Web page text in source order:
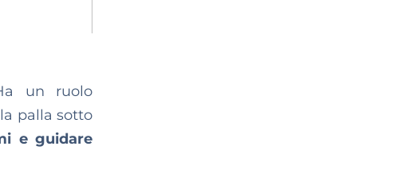
un ruolo
palla sotto
e guidare